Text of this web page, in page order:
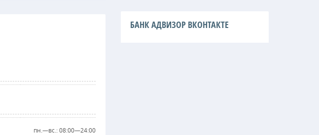
пн.—вс.: 08:00—24:00
БАНК АДВИЗОР ВКОНТАКТЕ